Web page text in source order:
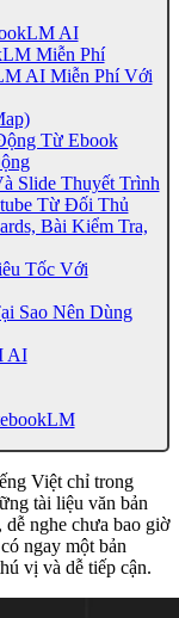
AI
Miễn Phí
AI Miễn Phí Với
Từ Ebook
Slide Thuyết Trình
Từ Đối Thủ
Bài Kiểm Tra,
Tốc Với
Sao Nên Dùng
AI
Việt chỉ trong
tài liệu văn bản
nghe chưa bao giờ
ngay một bản
vị và dễ tiếp cận.